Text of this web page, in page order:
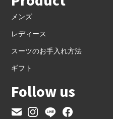
メンズ
レディース
スーツのお手入れ方法
ギフト
Follow us